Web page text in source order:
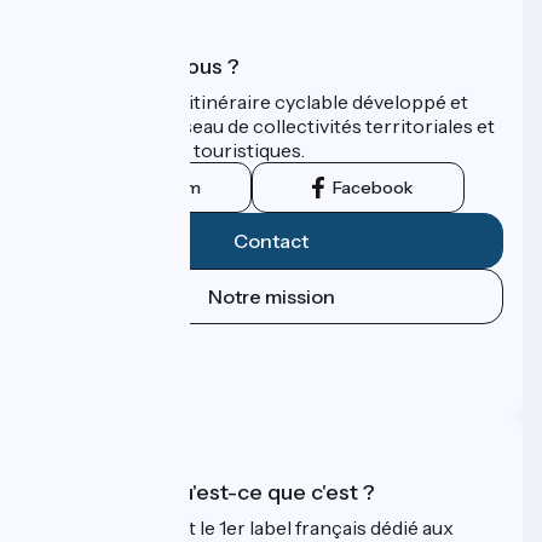
Qui sommes-nous ?
ViaRhôna est un itinéraire cyclable développé et
promu par un réseau de collectivités territoriales et
leurs institutions touristiques.
Instagram Facebook
Contact
Notre mission
Accueil Vélo qu'est-ce que c'est ?
Accueil Vélo c'est le 1er label français dédié aux